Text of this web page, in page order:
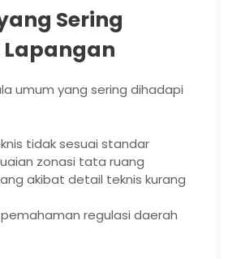
Sering
umum yang sering dihadapi
tidak sesuai standar
zonasi tata ruang
akibat detail teknis kurang
regulasi daerah